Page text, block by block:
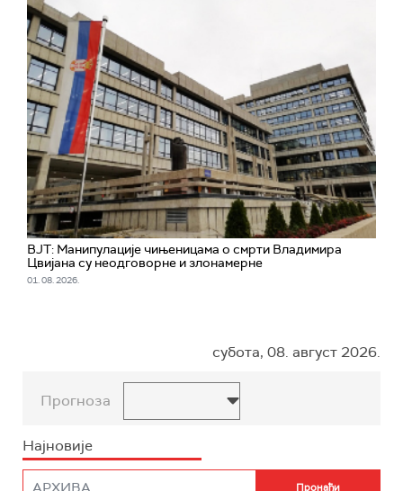
ВЈТ: Манипулације чињеницама о смрти Владимира
Цвијана су неодговорне и злонамерне
01. 08. 2026.
субота, 08. август 2026.
Прогноза
Најновије